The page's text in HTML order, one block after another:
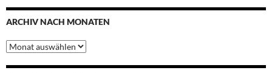
ARCHIV NACH MONATEN
Archiv
nach
Monaten